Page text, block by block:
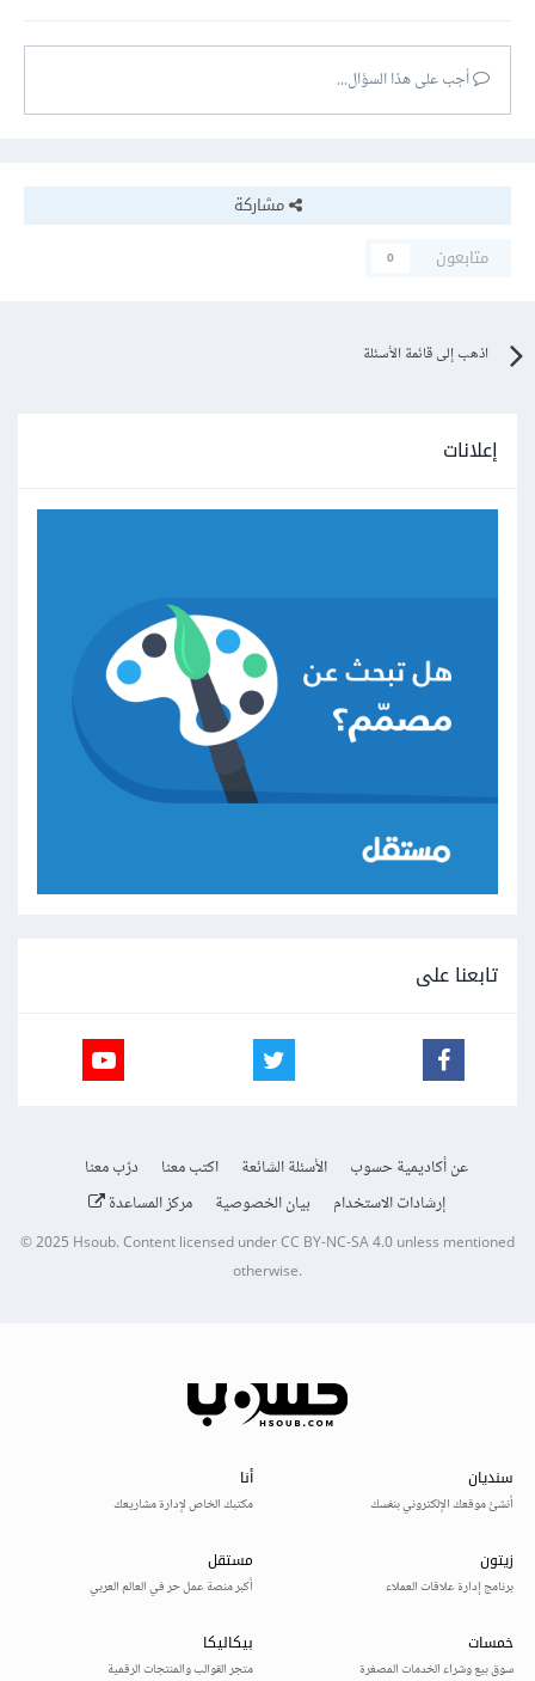
أجب على هذا السؤال...
مشاركة
متابعون
0
اذهب إلى قائمة الأسئلة
إعلانات
تابعنا على
عن أكاديمية حسوب الأسئلة الشائعة اكتب معنا
درّب معنا
إرشادات الاستخدام
بيان الخصوصية مركز المساعدة
© 2025Hsoub.Content licensed underCC BY-NC-SA 4.0unless mentioned
otherwise.